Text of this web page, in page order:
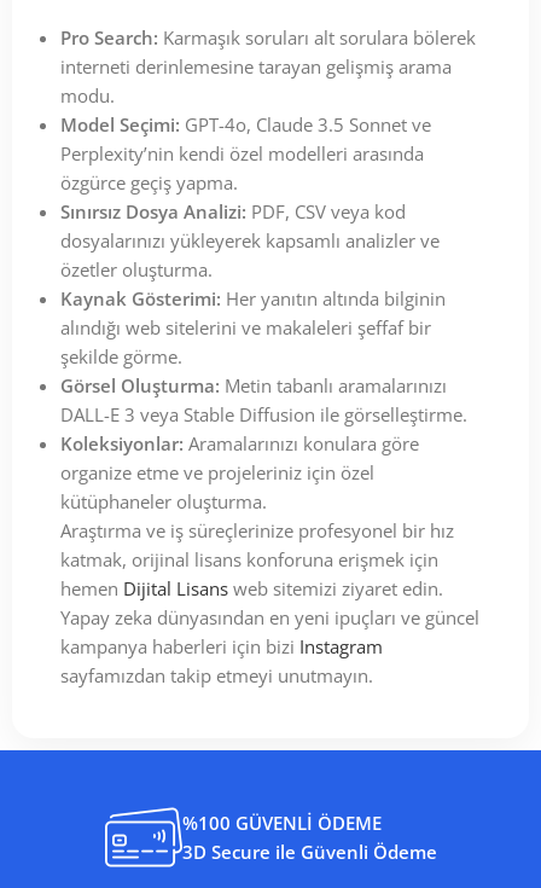
Pro Search: Karmaşık soruları alt sorulara bölerek
interneti derinlemesine tarayan gelişmiş arama
modu.
Model Seçimi: GPT-4o, Claude 3.5 Sonnet ve
Perplexity’nin kendi özel modelleri arasında
özgürce geçiş yapma.
Sınırsız Dosya Analizi: PDF, CSV veya kod
dosyalarınızı yükleyerek kapsamlı analizler ve
özetler oluşturma.
Kaynak Gösterimi: Her yanıtın altında bilginin
alındığı web sitelerini ve makaleleri şeffaf bir
şekilde görme.
Görsel Oluşturma: Metin tabanlı aramalarınızı
DALL-E 3 veya Stable Diffusion ile görselleştirme.
Koleksiyonlar: Aramalarınızı konulara göre
organize etme ve projeleriniz için özel
kütüphaneler oluşturma.
Araştırma ve iş süreçlerinize profesyonel bir hız
katmak, orijinal lisans konforuna erişmek için
hemen Dijital Lisans web sitemizi ziyaret edin.
Yapay zeka dünyasından en yeni ipuçları ve güncel
kampanya haberleri için bizi Instagram
sayfamızdan takip etmeyi unutmayın.
%100 GÜVENLİ ÖDEME
3D Secure ile Güvenli Ödeme